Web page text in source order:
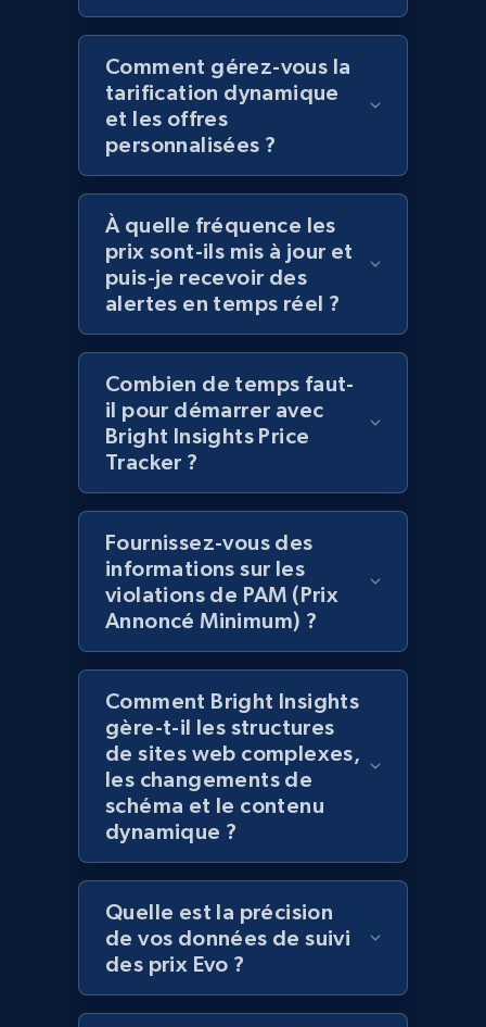
2.1K+ 375+ Commencer
Amazon products global dataset - Collects
products by specific category URL
Title, Seller name, Brand, Description, Initial
price, Currency, Availability, Reviews count, and
more.
2.1K+ 375+ Commencer
Amazon products global dataset -
Collecting products by keyword search
Title, Seller name, Brand, Description, Initial
price, Currency, Availability, Reviews count, and
Amazon products global dataset - Collects
products by best sellers category URL
Title, Seller name, Brand, Description, Initial
price, Currency, Availability, Reviews count, and
2.1K+ 375+ Commencer
Comment gérez-vous la
tarification dynamique
et les offres
personnalisées ?
À quelle fréquence les
prix sont-ils mis à jour et
puis-je recevoir des
alertes en temps réel ?
Combien de temps faut-
il pour démarrer avec
Bright Insights Price
Tracker ?
Fournissez-vous des
informations sur les
violations de PAM (Prix
Annoncé Minimum) ?
Comment Bright Insights
gère-t-il les structures
de sites web complexes,
les changements de
schéma et le contenu
dynamique ?
Quelle est la précision
de vos données de suivi
des prix Evo ?